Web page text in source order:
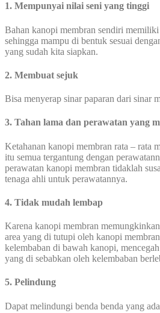
1. Mempunyai nilai seni yang tinggi
Bahan kanopi membran sendiri
sehingga mampu di bentuk sesuai
yang sudah kita siapkan.
2. Membuat sejuk
Bisa menyerap sinar paparan dari sinar
3. Tahan lama dan perawatan yang
Ketahanan kanopi membran rata – rata
itu semua tergantung dengan
perawatan kanopi membran tidaklah
tenaga ahli untuk perawatannya.
4. Tidak mudah lembap
Karena kanopi membran
area yang di tutupi oleh kanopi
kelembaban di bawah kanopi,
yang di sebabkan oleh kelembaban
5. Pelindung
Dapat melindungi benda benda yang